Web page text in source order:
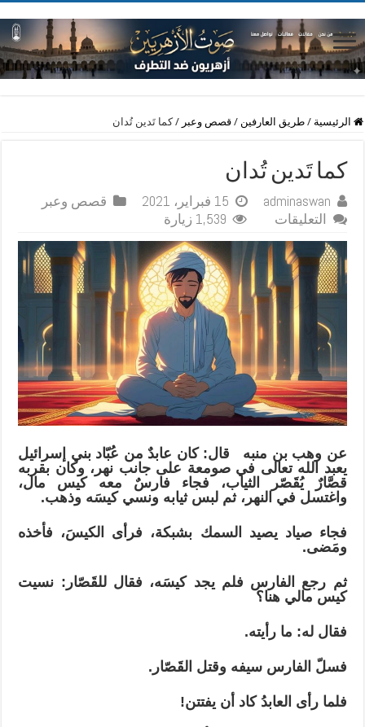
الرئيسية / طريق العارفين / قصص وعبر / كما تَدين تُدان
كما تَدين تُدان
adminaswan 15 فبراير، 2021
قصص وعبر
التعليقات
تَدين
تُدان
مغلقة
1,539 زيارة
عن وهب بن منبه قال: كان عابدٌ من عُبّاد بني إسرائيل
يعبد الله تعالى في صومعة على جانب نهر، وكان بقربه
قصَّارٌ يُقَصّر الثياب، فجاء فارسٌ معه كيس مال،
واغتسل في النهر، ثم لبس ثيابه ونسي كيسَه وذهب.
فجاء صياد يصيد السمك بشبكة، فرأى الكيسَ، فأخذه
ومَضى.
ثم رجع الفارس فلم يجد كيسَه، فقال للقَصّار: نسيت
كيس مالي هنا؟
فقال له: ما رأيته.
فسلّ الفارس سيفه وقتل القَصّار.
فلما رأى العابدُ كاد أن يفتتن!